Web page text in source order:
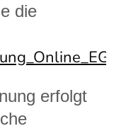
die
erfolgt